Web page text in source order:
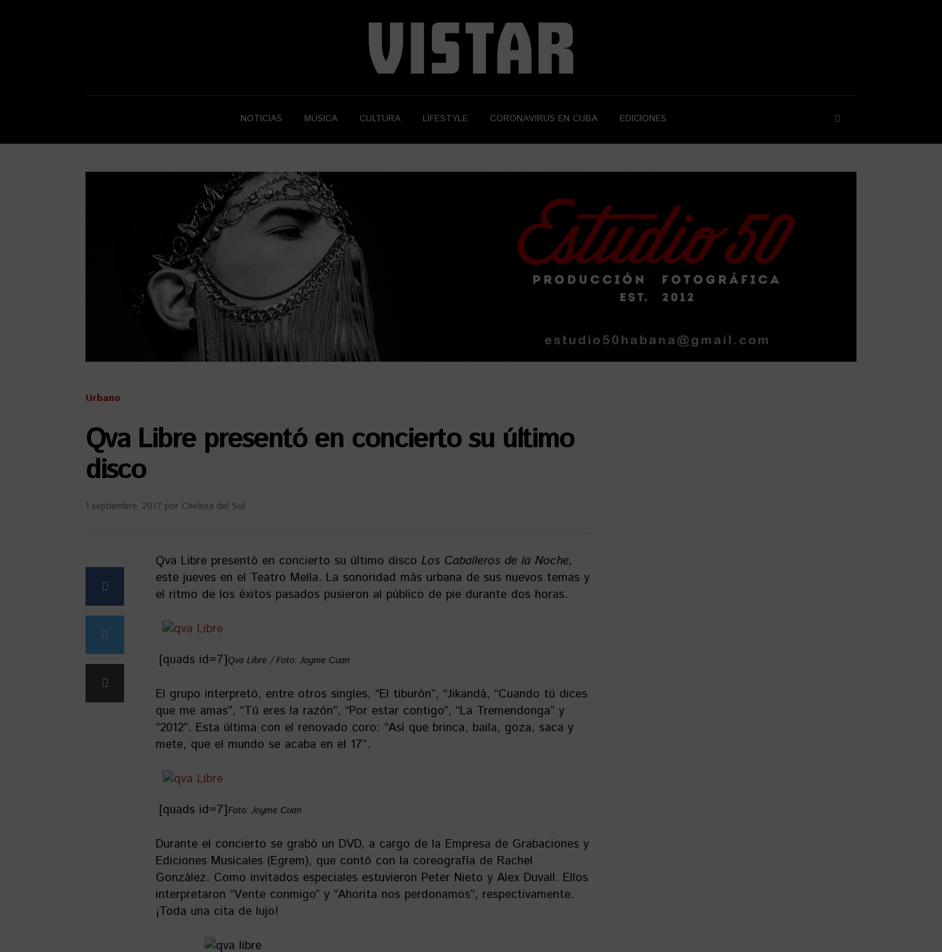
NOTICIAS MÚSICA CULTURA LIFESTYLE CORONAVIRUS EN CUBA EDICIONES
Urbano
Qva Libre presentó en concierto su último
disco
1 septiembre, 2017 por Chelsea del Sol
Qva Libre presentó en concierto su último disco Los Caballeros de la Noche,
este jueves en el Teatro Mella. La sonoridad más urbana de sus nuevos temas y
el ritmo de los éxitos pasados pusieron al público de pie durante dos horas.
[quads id=7]Qva Libre / Foto: Joyme Cuan
El grupo interpretó, entre otros singles, “El tiburón”, “Jikandá, “Cuando tú dices
que me amas”, “Tú eres la razón”, “Por estar contigo”, “La Tremendonga” y
“2012”. Esta última con el renovado coro: “Así que brinca, baila, goza, saca y
mete, que el mundo se acaba en el 17”.
[quads id=7]Foto: Joyme Cuan
Durante el concierto se grabó un DVD, a cargo de la Empresa de Grabaciones y
Ediciones Musicales (Egrem), que contó con la coreografía de Rachel
González. Como invitados especiales estuvieron Peter Nieto y Alex Duvall. Ellos
interpretaron “Vente conmigo” y “Ahorita nos perdonamos”, respectivamente.
¡Toda una cita de lujo!